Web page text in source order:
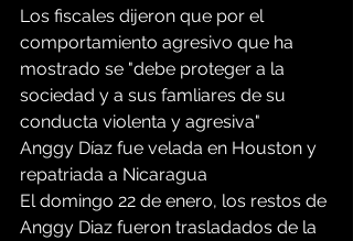
Los fiscales dijeron que por el
comportamiento agresivo que ha
mostrado se "debe proteger a la
sociedad y a sus famliares de su
conducta violenta y agresiva"
Anggy Díaz fue velada en Houston y
repatriada a Nicaragua
El domingo 22 de enero, los restos de
Anggy Diaz fueron trasladados de la